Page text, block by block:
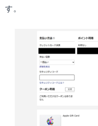
す。